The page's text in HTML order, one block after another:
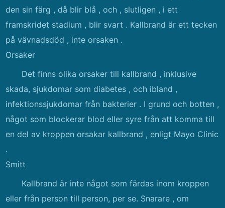
den sin färg , då blir blå , och , slutligen , i ett
framskridet stadium , blir svart . Kallbrand är ett tecken
på vävnadsdöd , inte orsaken .
Orsaker
Det finns olika orsaker till kallbrand , inklusive
skada, sjukdomar som diabetes , och ibland ,
infektionssjukdomar från bakterier . I grund och botten ,
något som blockerar blod eller syre från att komma till
en del av kroppen orsakar kallbrand , enligt Mayo Clinic
.
Smitt
Kallbrand är inte något som färdas inom kroppen
eller från person till person, per se. Snarare , om